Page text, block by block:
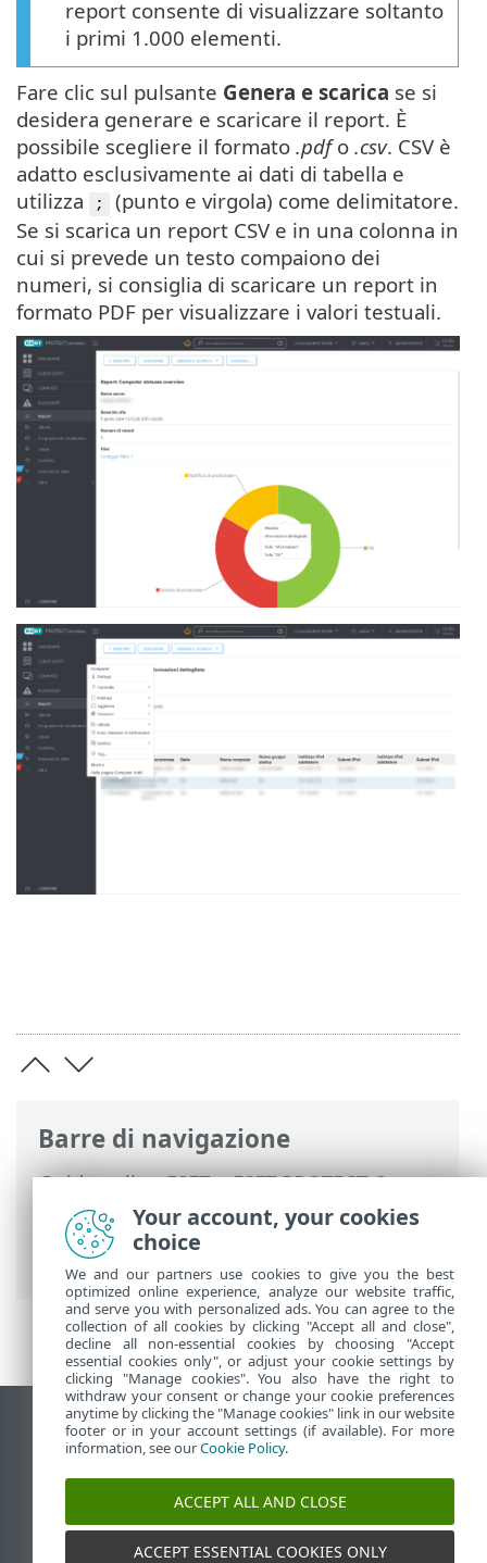
Barre di navigazione
Guida online ESET>ESET PROTECT On-
Prem>
Utilizzo di ESET PROTECT On-
Prem>ESET PROTECT On-Prem Menu
principale
Dashboard > Drill down
report consente di visualizzare soltanto
i primi 1.000 elementi.
Fare clic sul pulsante Genera e scarica se si
desidera generare e scaricare il report. È
possibile scegliere il formato .pdfo .csv. CSV è
adatto esclusivamente ai dati di tabella e
utilizza
;
(punto e virgola) come delimitatore.
Se si scarica un report CSV e in una colonna in
cui si prevede un testo compaiono dei
numeri, si consiglia di scaricare un report in
formato PDF per visualizzare i valori testuali.
Visualizza sito desktop
End of Life
ESET Knowledge Base
ESET Status Portal
Your account, your cookies
choice
We and our partners use cookies to give you the best
optimized online experience, analyze our website traffic,
and serve you with personalized ads. You can agree to the
collection of all cookies by clicking "Accept all and close",
decline all non-essential cookies by choosing "Accept
essential cookies only", or adjust your cookie settings by
clicking "Manage cookies". You also have the right to
withdraw your consent or change your cookie preferences
anytime by clicking the "Manage cookies" link in our website
footer or in your account settings (if available). For more
information, see ourCookie Policy.
ACCEPT ALL AND CLOSE
ACCEPT ESSENTIAL COOKIES ONLY